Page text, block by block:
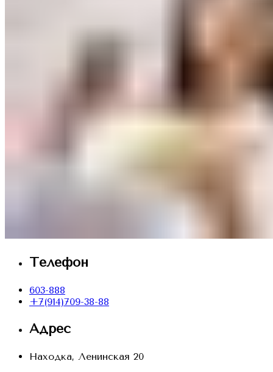
Телефон
603-888
+7(914)709-38-88
Адрес
Находка, Ленинская 20